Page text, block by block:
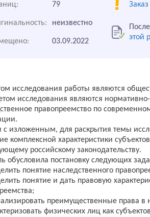
79
неизвестно
этой
03.09.2022
исследования работы являются
исследования являются
правопреемство по
с изложенным, для раскрытия темы
комплексной характеристики
российскому законодательству.
обусловила постановку следующих
понятие наследственного
понятие и дать правовую
преимущественные права в
физических лиц как